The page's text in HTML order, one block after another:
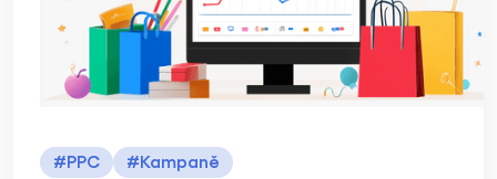
špatně nebo
málo?
#PPC #Kampaně